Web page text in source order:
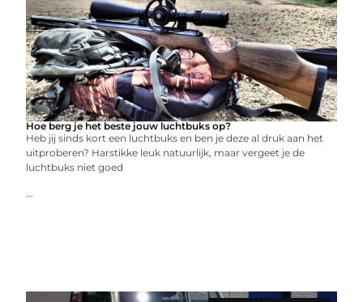
Hoe berg je het beste jouw luchtbuks op?
Heb jij sinds kort een luchtbuks en ben je deze al druk aan het
uitproberen? Harstikke leuk natuurlijk, maar vergeet je de
luchtbuks niet goed
...